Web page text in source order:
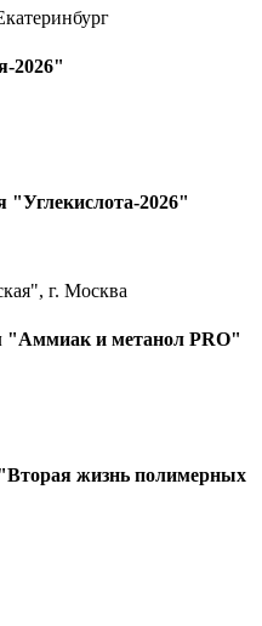
2026"
"Углекислота-2026"
г. Москва
"Аммиак и метанол PRO"
жизнь полимерных